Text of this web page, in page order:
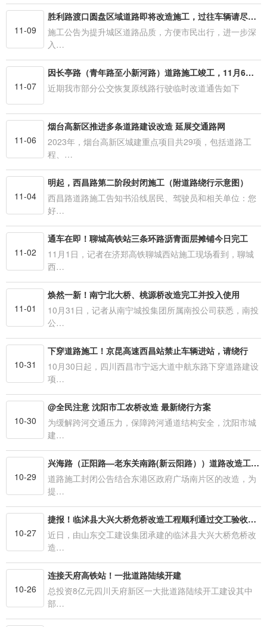
11-09
胜利路渡口圆盘区域道路即将改造施工，过往车辆请尽量绕行
施工公告为提升城区道路品质，方便市民出行，进一步深
入…
11-07
因长亭路（青年路至小新河路）道路施工竣工，11月6日起，公交55路恢复原线路行驶，具体如下：
近期我市部分公交恢复原线路行驶临时改道通告如下
11-06
烟台高新区推进多条道路建设改造 延展交通路网
2023年，烟台高新区城建重点项目共29项，包括道路工
程、…
11-04
明起，西昌路第二阶段封闭施工（附道路绕行示意图）
西昌路道路施工告知书沿线居民、驾驶员和相关单位：您
好…
11-02
通车在即！聊城高铁站三条环路沥青面层摊铺今日完工
11月1日，记者在济郑高铁聊城西站施工现场看到，聊城
西…
11-01
焕然一新！南宁北大桥、桃源桥改造完工并投入使用
10月31日，记者从南宁城投集团所属南投公司获悉，南投
公…
10-31
下穿道路施工！京昆高速西昌站禁止车辆进站，请绕行
10月30日起，四川西昌市宁远大道中航东路下穿道路建设
项…
10-30
@全民注意 沈阳市工农桥改造 最新绕行方案
为缓解跨河交通压力，保障跨河通道结构安全，沈阳市城
建…
10-29
兴海路（正阳路—老东关南路(新云阳路））道路改造工程将进行污水管道、暗渠、道路和交通照明施工
道路施工封闭公告结合东港区政府广场南片区的改造，为
提…
10-27
捷报！临沭县大兴大桥危桥改造工程顺利通过交工验收并通车
近日，由山东交工建设集团承建的临沭县大兴大桥危桥改
造…
10-26
连接天府高铁站！一批道路陆续开建
总投资8亿元四川天府新区一大批道路陆续开工建设其中
部…